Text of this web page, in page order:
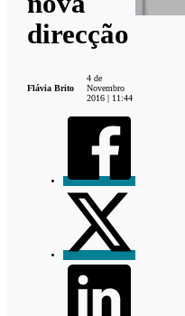
direcção
Flávia Brito
4 de
Novembro
2016 | 11:44